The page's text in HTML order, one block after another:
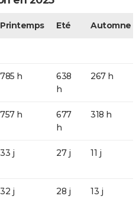
Printemps Eté Automne
785 h
638
h
267 h
757 h
677
h
318 h
33 j 27 j 11 j
32 j 28 j 13 j